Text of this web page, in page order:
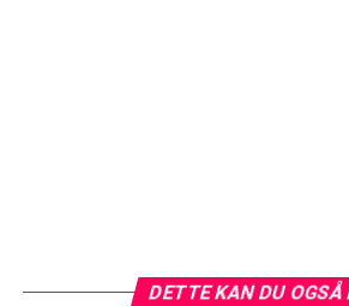
DETTE KAN DU OGSÅ